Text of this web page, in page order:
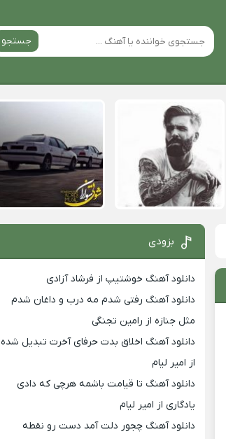
جستجو
بزودی
دانلود آهنگ خوشتیپ از فرشاد آزادی
دانلود آهنگ رفتی شدم مه درب و داغان شدم
مثل جنازه از رامین تجنگی
دانلود آهنگ اخلاق بدت حرفای آخرت تبدیل شده
از امیر لیام
دانلود آهنگ تا قیامت باشمه هرچی که دادی
یادگاری از امیر لیام
دانلود آهنگ چجور دلت آمد دست رو نقطه